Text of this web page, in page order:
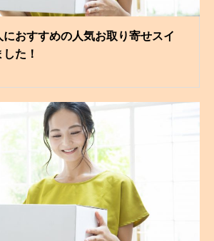
おすすめの人気お取り寄せスイ
た！